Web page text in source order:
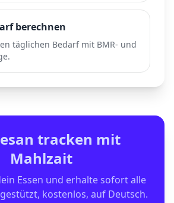
berechnen
täglichen Bedarf mit BMR- und
tracken mit
Mahlzait
Essen und erhalte sofort alle
kostenlos, auf Deutsch.